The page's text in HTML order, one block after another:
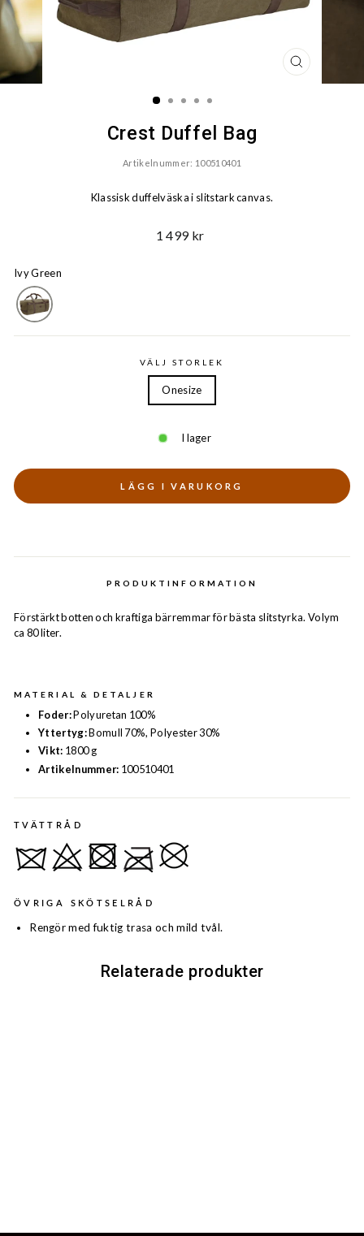
STÄNG
(ESC)
Crest Duffel Bag
Artikelnummer: 100510401
Klassisk duffelväska i slitstark canvas.
Ord.
1 499 kr
Ivy Green
VÄLJ STORLEK
Onesize
I lager
LÄGG I VARUKORG
PRODUKTINFORMATION
Förstärkt botten och kraftiga bärremmar för bästa slitstyrka. Volym
ca 80 liter.
MATERIAL & DETALJER
Foder:Polyuretan 100%
Yttertyg:Bomull 70%, Polyester 30%
Vikt: 1800 g
Artikelnummer: 100510401
TVÄTTRÅD
ÖVRIGA SKÖTSELRÅD
Rengör med fuktig trasa och mild tvål.
Relaterade produkter